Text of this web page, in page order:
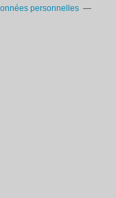
personnelles